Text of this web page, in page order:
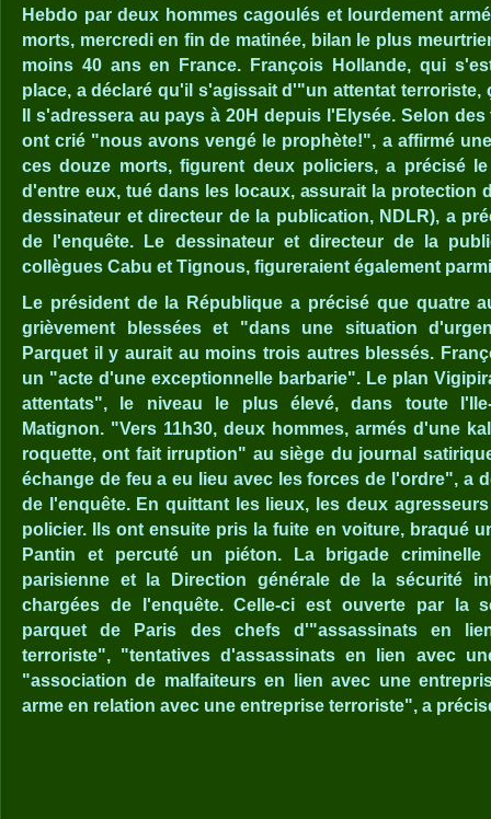
Hebdo par deux hommes cagoulés et lourdement
morts, mercredi en fin de matinée, bilan le plus
moins 40 ans en France. François Hollande, qui
place, a déclaré qu'il s'agissait d'"un attentat terroriste,
Il s'adressera au pays à 20H depuis l'Elysée. Selon
ont crié "nous avons vengé le prophète!", a affirmé
ces douze morts, figurent deux policiers, a précisé
d'entre eux, tué dans les locaux, assurait la protection
dessinateur et directeur de la publication, NDLR), a
de l'enquête. Le dessinateur et directeur de la
collègues Cabu et Tignous, figureraient également
Le président de la République a précisé que quatre
grièvement blessées et "dans une situation
Parquet il y aurait au moins trois autres blessés.
un "acte d'une exceptionnelle barbarie". Le plan
attentats", le niveau le plus élevé, dans toute
Matignon. "Vers 11h30, deux hommes, armés d'une
roquette, ont fait irruption" au siège du journal
échange de feu a eu lieu avec les forces de l'ordre", a
de l'enquête. En quittant les lieux, les deux
policier. Ils ont ensuite pris la fuite en voiture, braqué
Pantin et percuté un piéton. La brigade
parisienne et la Direction générale de la sécurité
chargées de l'enquête. Celle-ci est ouverte par la
parquet de Paris des chefs d'"assassinats en
terroriste", "tentatives d'assassinats en lien avec
"association de malfaiteurs en lien avec une
arme en relation avec une entreprise terroriste", a